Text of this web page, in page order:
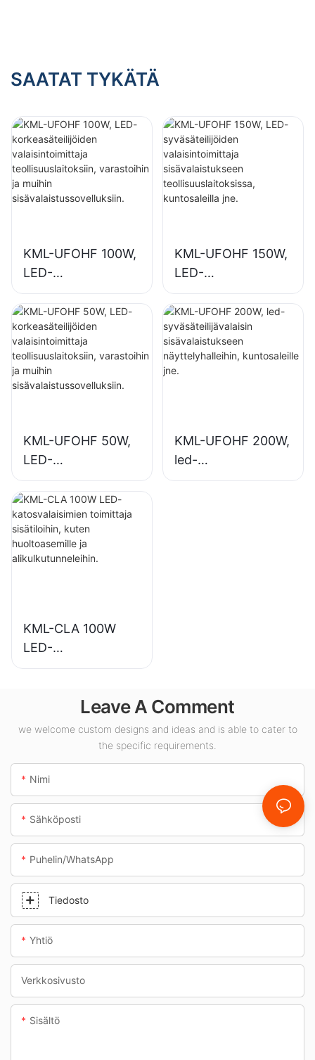
SAATAT TYKÄTÄ
KML-UFOHF 100W,
LED-
korkeasäteilijöiden
valaisintoimittaja
teollisuuslaitoksiin,
varastoihin ja
muihin
sisävalaistussovellu
KML-UFOHF 150W,
LED-
syväsäteilijöiden
valaisintoimittaja
sisävalaistukseen
teollisuuslaitoksissa
, kuntosaleilla jne.
KML-UFOHF 50W,
LED-
korkeasäteilijöiden
valaisintoimittaja
teollisuuslaitoksiin,
varastoihin ja
muihin
KML-UFOHF 200W,
led-
syväsäteilijävalaisin
KML-CLA 100W
LED-
katosvalaisimien
sisätiloihin, kuten
huoltoasemille ja
alikulkutunneleihin.
Leave A Comment
we welcome custom designs and ideas and is able to cater to
the specific requirements.
Nimi
Sähköposti
Puhelin/WhatsApp
Tiedosto
Yhtiö
Verkkosivusto
Sisältö